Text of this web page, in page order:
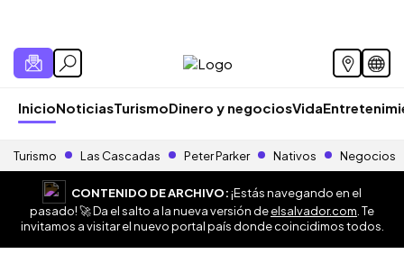
InicioNoticiasTurismoDinero y negociosVida
Turismo Las Cascadas Peter Parker Nativos Negocios
CONTENIDO DE ARCHIVO:¡Estás navegando en el
pasado! 🚀 Da el salto a la nueva versión deelsalvador.com . Te
invitamos a visitar el nuevo portal país donde coincidimos todos.